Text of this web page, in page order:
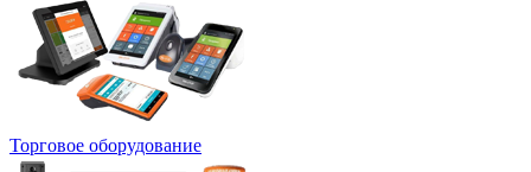
Торговое оборудование